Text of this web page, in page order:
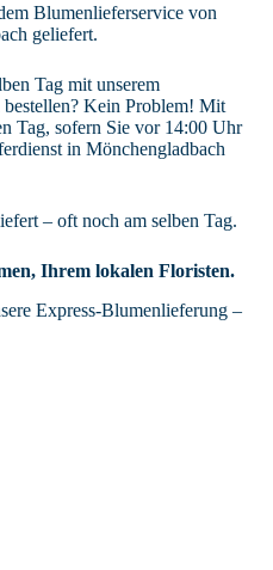
Blumenlieferservice von
geliefert.
Tag mit unserem
bestellen? Kein Problem! Mit
Tag, sofern Sie vor 14:00 Uhr
in Mönchengladbach
– oft noch am selben Tag.
Ihrem lokalen Floristen.
Express-Blumenlieferung –